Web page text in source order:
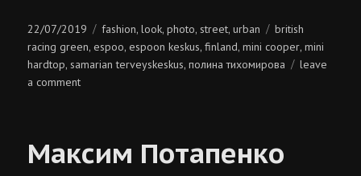
Posted
on
22/07/2019 Categories
fashion,look,photo, street,urban Tags
british
racing green,espoo,espoon keskus,finland,mini cooper,mini
hardtop, samarian terveyskeskus,полина тихомирова
leave
a commenton
Максим Потапенко